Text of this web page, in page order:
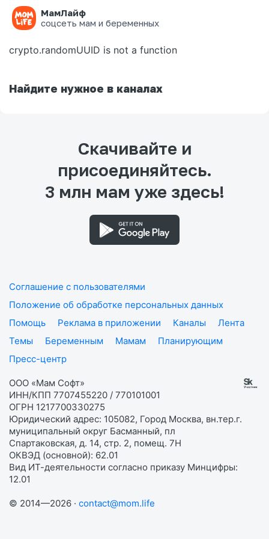
МамЛайф
соцсеть мам и беременных
Ошибка на странице
crypto.randomUUID is not a function
Найдите нужное в каналах
Скачивайте и
присоединяйтесь.
3 млн мам уже здесь!
Соглашение с пользователями
Положение об обработке персональных данных
Помощь
Реклама в приложении Каналы
Лента
Темы
Беременным Мамам
Планирующим
Пресс-центр
ООО «Мам Софт»
ИНН/КПП 7707455220 / 770101001
ОГРН 1217700330275
Юридический адрес: 105082, Город Москва, вн.тер.г.
муниципальный округ Басманный, пл
Спартаковская, д. 14, стр. 2, помещ. 7Н
ОКВЭД (основной): 62.01
Вид ИТ-деятельности согласно приказу Минцифры:
12.01
© 2014—2026 · contact@mom.life